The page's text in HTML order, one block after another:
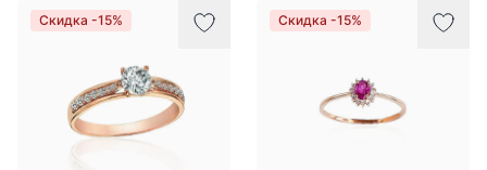
Скидка -15% Скидка -15%